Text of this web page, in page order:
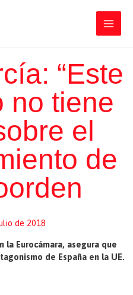
Main
“Este
no tiene
el
de
de 2018
la Eurocámara, asegura que
de España en la UE.